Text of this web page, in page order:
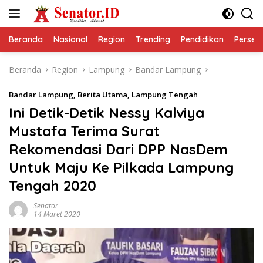
Beranda Nasional Region Trending Pendidikan
Beranda Region Lampung Bandar Lampung
Bandar Lampung, Berita Utama, Lampung Tengah
Ini Detik-Detik Nessy Kalviya
Mustafa Terima Surat
Rekomendasi Dari DPP NasDem
Untuk Maju Ke Pilkada Lampung
Tengah 2020
Senator
14 Maret 2020